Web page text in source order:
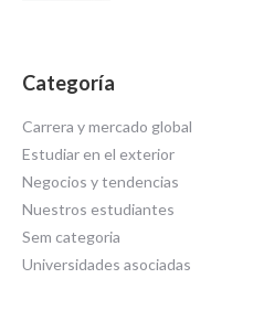
Categoría
Carrera y mercado global
Estudiar en el exterior
Negocios y tendencias
Nuestros estudiantes
Sem categoria
Universidades asociadas